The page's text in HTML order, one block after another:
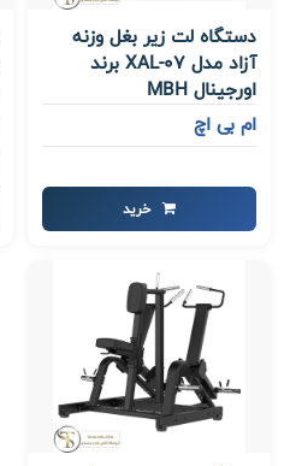
دستگاه لت زیر بغل وزنه
آزاد مدل XAL-07 برند
اورجینال MBH
ام بی اچ
خرید